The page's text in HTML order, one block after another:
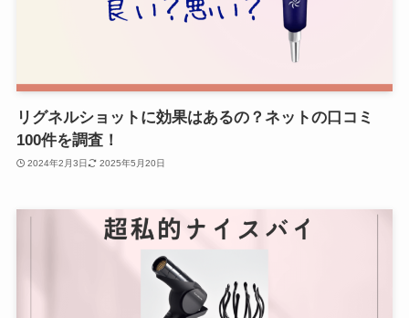
リグネルショットに効果はあるの？ネットの口コミ
100件を調査！
2024年2月3日 2025年5月20日